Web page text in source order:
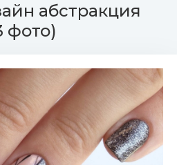
абстракция
фото)